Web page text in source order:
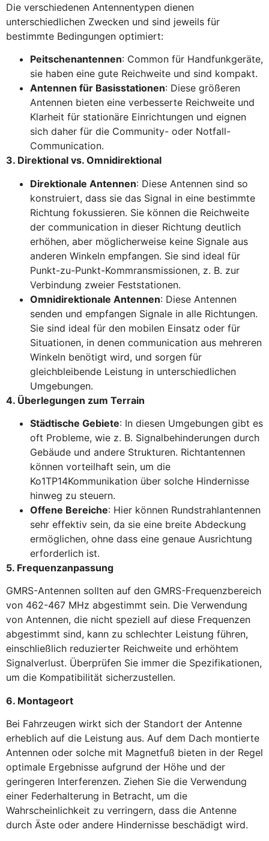
Die verschiedenen Antennentypen dienen
unterschiedlichen Zwecken und sind jeweils für
bestimmte Bedingungen optimiert:
Peitschenantennen: Common für Handfunkgeräte,
sie haben eine gute Reichweite und sind kompakt.
Antennen für Basisstationen: Diese größeren
Antennen bieten eine verbesserte Reichweite und
Klarheit für stationäre Einrichtungen und eignen
sich daher für die Community- oder Notfall-
Communication.
3. Direktional vs. Omnidirektional
Direktionale Antennen: Diese Antennen sind so
konstruiert, dass sie das Signal in eine bestimmte
Richtung fokussieren. Sie können die Reichweite
der communication in dieser Richtung deutlich
erhöhen, aber möglicherweise keine Signale aus
anderen Winkeln empfangen. Sie sind ideal für
Punkt-zu-Punkt-Kommransmissionen, z. B. zur
Verbindung zweier Feststationen.
Omnidirektionale Antennen: Diese Antennen
senden und empfangen Signale in alle Richtungen.
Sie sind ideal für den mobilen Einsatz oder für
Situationen, in denen communication aus mehreren
Winkeln benötigt wird, und sorgen für
gleichbleibende Leistung in unterschiedlichen
Umgebungen.
4. Überlegungen zum Terrain
Städtische Gebiete: In diesen Umgebungen gibt es
oft Probleme, wie z. B. Signalbehinderungen durch
Gebäude und andere Strukturen. Richtantennen
können vorteilhaft sein, um die
Ko1TP14Kommunikation über solche Hindernisse
hinweg zu steuern.
Offene Bereiche: Hier können Rundstrahlantennen
sehr effektiv sein, da sie eine breite Abdeckung
ermöglichen, ohne dass eine genaue Ausrichtung
erforderlich ist.
5. Frequenzanpassung
GMRS-Antennen sollten auf den GMRS-Frequenzbereich
von 462-467 MHz abgestimmt sein. Die Verwendung
von Antennen, die nicht speziell auf diese Frequenzen
abgestimmt sind, kann zu schlechter Leistung führen,
einschließlich reduzierter Reichweite und erhöhtem
Signalverlust. Überprüfen Sie immer die Spezifikationen,
um die Kompatibilität sicherzustellen.
6. Montageort
Bei Fahrzeugen wirkt sich der Standort der Antenne
erheblich auf die Leistung aus. Auf dem Dach montierte
Antennen oder solche mit Magnetfuß bieten in der Regel
optimale Ergebnisse aufgrund der Höhe und der
geringeren Interferenzen. Ziehen Sie die Verwendung
einer Federhalterung in Betracht, um die
Wahrscheinlichkeit zu verringern, dass die Antenne
durch Äste oder andere Hindernisse beschädigt wird.